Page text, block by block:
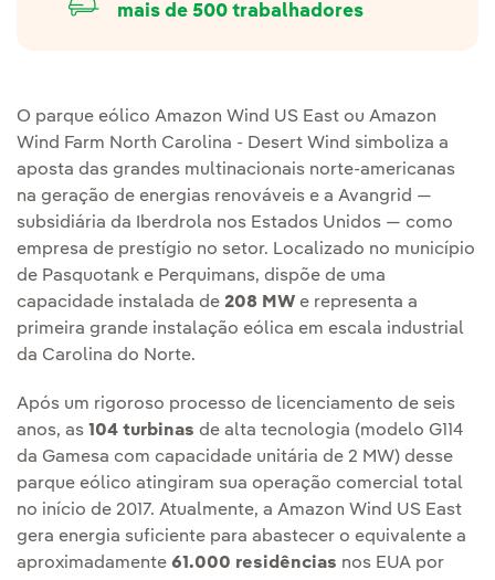
mais de 500 trabalhadores
O parque eólico Amazon Wind US East ou Amazon
Wind Farm North Carolina - Desert Wind simboliza a
aposta das grandes multinacionais norte-americanas
na geração de energias renováveis e a Avangrid —
subsidiária da Iberdrola nos Estados Unidos — como
empresa de prestígio no setor. Localizado no município
de Pasquotank e Perquimans, dispõe de uma
capacidade instalada de 208 MW e representa a
primeira grande instalação eólica em escala industrial
da Carolina do Norte.
Após um rigoroso processo de licenciamento de seis
anos, as 104 turbinas de alta tecnologia (modelo G114
da Gamesa com capacidade unitária de 2 MW) desse
parque eólico atingiram sua operação comercial total
no início de 2017. Atualmente, a Amazon Wind US East
gera energia suficiente para abastecer o equivalente a
aproximadamente 61.000 residências nos EUA por